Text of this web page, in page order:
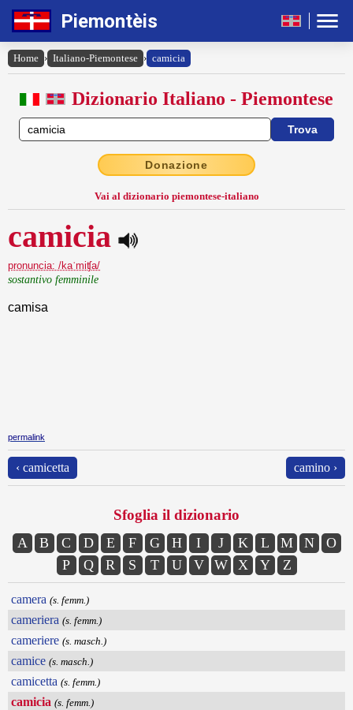
Piemontèis
Home › Italiano-Piemontese › camicia
Dizionario Italiano - Piemontese
Donazione
Vai al dizionario piemontese-italiano
camicia
pronuncia: /kaˈmiʧa/
sostantivo femminile
camisa
permalink
‹ camicetta camino ›
Sfoglia il dizionario
A B C D E F G H I J K L M N
O
P
Q R S T U V W X Y Z
camera (s. femm.)
cameriera (s. femm.)
cameriere (s. masch.)
camice (s. masch.)
camicetta (s. femm.)
camicia (s. femm.)